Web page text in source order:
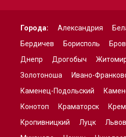
Города: Александрия
Бердичев
Борисполь
Днепр
Дрогобыч
Золотоноша
Ивано-
Каменец-Подольский
Конотоп
Краматорск
Кропивницкий
Луцк Львов